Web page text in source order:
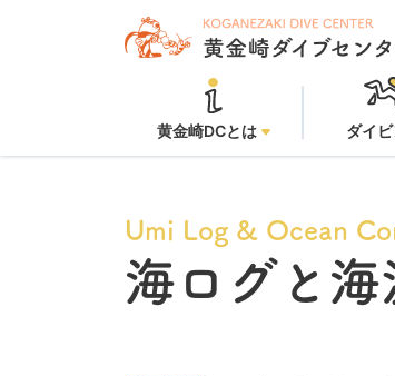
黄金崎DCとは ダイ
Umi Log & Ocean
海ログと海